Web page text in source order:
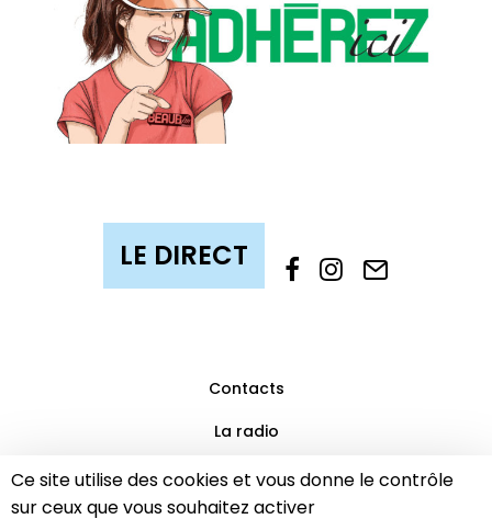
Ce site utilise des cookies et vous donne le contrôle
sur ceux que vous souhaitez activer
Contacts
La radio
Mentions légales